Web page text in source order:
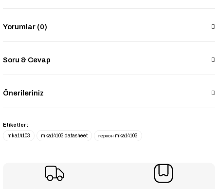
Yorumlar (0)
Soru & Cevap
Önerileriniz
Etiketler :
mka14103
mka14103 datasheet геркон mka14103